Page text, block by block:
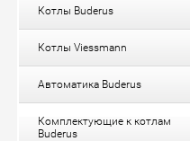
Котлы Buderus
Котлы Viessmann
Автоматика Buderus
Комплектующие к котлам
Buderus